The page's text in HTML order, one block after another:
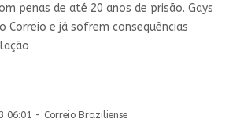
penas de até 20 anos de prisão. Gays
Correio e já sofrem consequências
- Correio Braziliense